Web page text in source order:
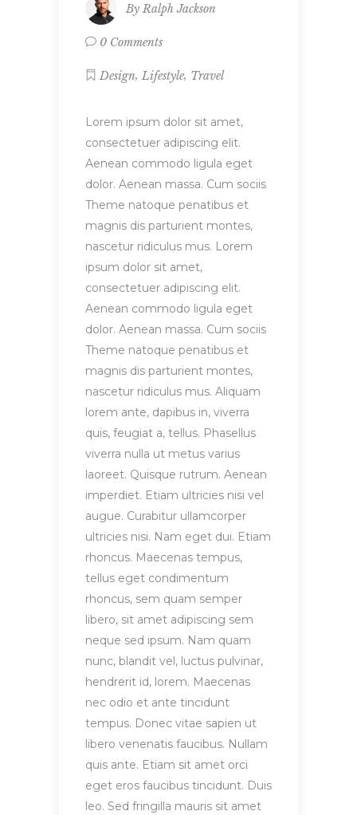
By Ralph Jackson
0 Comments
Design, Lifestyle, Travel
Lorem ipsum dolor sit amet,
consectetuer adipiscing elit.
Aenean commodo ligula eget
dolor. Aenean massa. Cum sociis
Theme natoque penatibus et
magnis dis parturient montes,
nascetur ridiculus mus. Lorem
ipsum dolor sit amet,
consectetuer adipiscing elit.
Aenean commodo ligula eget
dolor. Aenean massa. Cum sociis
Theme natoque penatibus et
magnis dis parturient montes,
nascetur ridiculus mus. Aliquam
lorem ante, dapibus in, viverra
quis, feugiat a, tellus. Phasellus
viverra nulla ut metus varius
laoreet. Quisque rutrum. Aenean
imperdiet. Etiam ultricies nisi vel
augue. Curabitur ullamcorper
ultricies nisi. Nam eget dui. Etiam
rhoncus. Maecenas tempus,
tellus eget condimentum
rhoncus, sem quam semper
libero, sit amet adipiscing sem
neque sed ipsum. Nam quam
nunc, blandit vel, luctus pulvinar,
hendrerit id, lorem. Maecenas
nec odio et ante tincidunt
tempus. Donec vitae sapien ut
libero venenatis faucibus. Nullam
quis ante. Etiam sit amet orci
eget eros faucibus tincidunt. Duis
leo. Sed fringilla mauris sit amet